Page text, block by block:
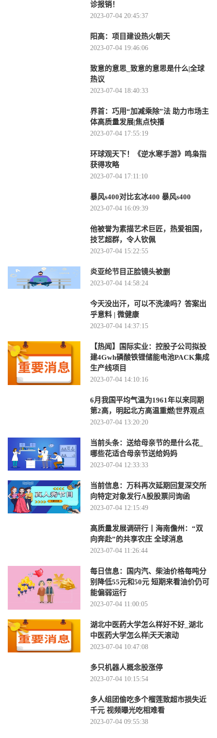
诊报销！
2023-07-04 20:45:37
阳高：项目建设热火朝天
2023-07-04 19:46:06
致意的意思_致意的意思是什么|全球
热议
2023-07-04 18:40:33
界首：巧用“加减乘除”法 助力市场主
体高质量发展|焦点快播
2023-07-04 17:55:19
环球观天下！《逆水寒手游》鸣枭指
获得攻略
2023-07-04 17:11:10
暴风s400对比玄冰400 暴风s400
2023-07-04 16:09:39
他被誉为素描艺术巨匠，热爱祖国，
技艺超群，令人钦佩
2023-07-04 15:22:55
炎亚纶节目正脸镜头被删
2023-07-04 14:58:24
今天没出汗，可以不洗澡吗？答案出
乎意料 | 微健康
2023-07-04 14:37:15
【热闻】国际实业：控股子公司拟投
建4Gwh磷酸铁锂储能电池PACK集成
生产线项目
2023-07-04 14:10:16
6月我国平均气温为1961年以来同期
第2高，明起北方高温重燃|世界观点
2023-07-04 13:20:20
当前头条：送给母亲节的是什么花_
哪些花适合母亲节送给妈妈
2023-07-04 12:33:33
当前信息：万科再次延期回复深交所
向特定对象发行A股股票问询函
2023-07-04 12:15:49
高质量发展调研行丨海南儋州：“双
向奔赴”的共享农庄 全球消息
2023-07-04 11:26:44
每日信息：国内汽、柴油价格每吨分
别降低55元和50元 短期来看油价仍可
能偏弱运行
2023-07-04 11:00:05
湖北中医药大学怎么样好不好_湖北
中医药大学怎么样|天天滚动
2023-07-04 10:47:08
多只机器人概念股涨停
2023-07-04 10:15:54
多人组团偷吃多个榴莲致超市损失近
千元 视频曝光吃相难看
2023-07-04 09:55:38